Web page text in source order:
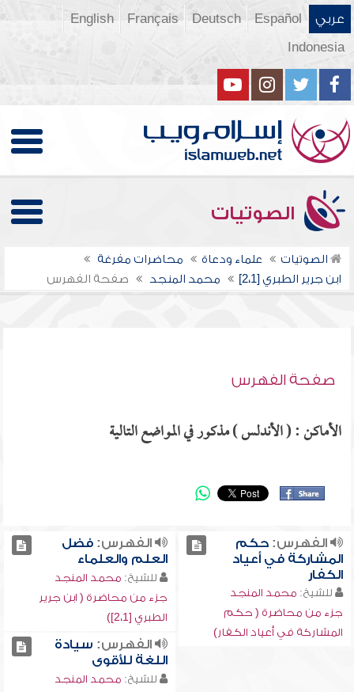
عربي Español
Deutsch
Français
English
Indonesia
الصوتيات
الصوتيات علماء ودعاة
محاضرات مفرغة
ابن جرير الطبري [2،1]
محمد المنجد صفحة الفهرس
صفحة الفهرس
الأماكن : ( الأندلس ) مذكور في المواضع التالية
الفهرس:حكم
المشاركة في أعياد
الكفار
للشيخ: محمد المنجد
جزء من محاضرة ( حكم
المشاركة في أعياد الكفار)
الفهرس:فضل
العلم والعلماء
للشيخ: محمد المنجد
جزء من محاضرة ( ابن جرير
الطبري [2،1])
الفهرس: سيادة
اللغة للأقوى
للشيخ: محمد المنجد